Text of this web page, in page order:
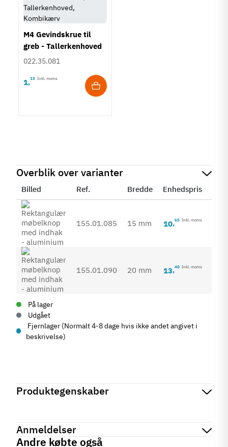
M4 Gevindskrue til
greb - Tallerkenhoved
- Krydskærv
022.35.081
1,15 Inkl. moms
Overblik over varianter
Billed Ref. Bredde Enhedspris
155.01.085 15 mm 10,65 Inkl. moms
155.01.090 20 mm 13,40 Inkl. moms
På lager
Udgået
Fjernlager (Normalt 4-8 dage hvis ikke andet angivet i
beskrivelse)
Produktegenskaber
Produktinformation
Anmeldelser
Andre købte også